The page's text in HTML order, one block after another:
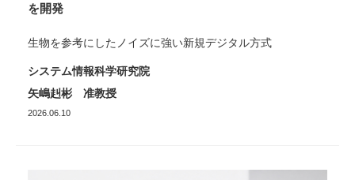
を開発
生物を参考にしたノイズに強い新規デジタル方式
システム情報科学研究院
矢嶋赳彬 准教授
2026.06.10